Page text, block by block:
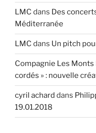
LMC dans Des
Méditerranée
LMC dans Un pitch
Compagnie Les Monts
cordés » : nouvelle
cyril achard dans
19.01.2018